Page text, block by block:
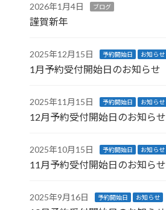
2026年1月4日 ブログ
謹賀新年
2025年12月15日 予約開始日 お知らせ
1月予約受付開始日のお知らせ
2025年11月15日 予約開始日 お知らせ
12月予約受付開始日のお知らせ
2025年10月15日 予約開始日 お知らせ
11月予約受付開始日のお知らせ
2025年9月16日 予約開始日 お知らせ